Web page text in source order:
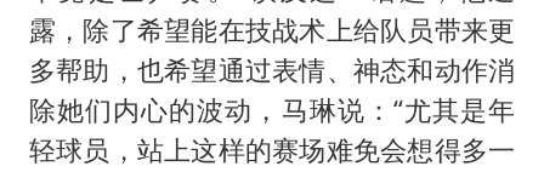
露，除了希望能在技战术上给队员带来更
多帮助，也希望通过表情、神态和动作消
除她们内心的波动，马琳说：“尤其是年
轻球员，站上这样的赛场难免会想得多一